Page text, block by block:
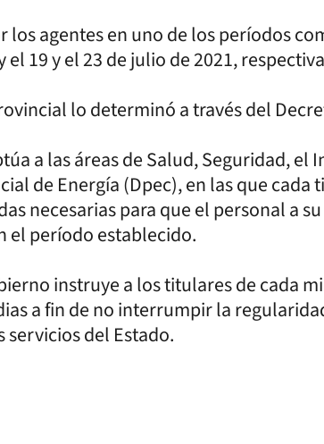
los agentes en uno de los períodos
el 19 y el 23 de julio de 2021,
lo determinó a través del
a las áreas de Salud, Seguridad, el
de Energía (Dpec), en las que
necesarias para que el personal a
el período establecido.
instruye a los titulares de cada
a fin de no interrumpir la
servicios del Estado.